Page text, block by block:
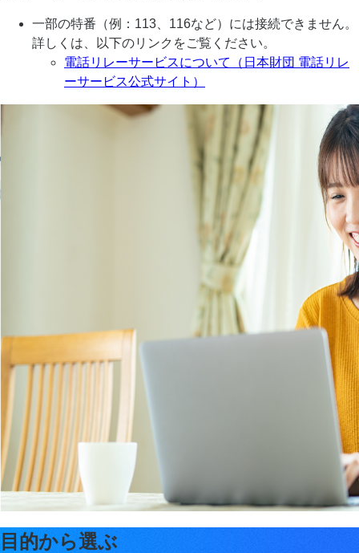
一部の特番（例：113、116など）には接続できません。
詳しくは、以下のリンクをご覧ください。
電話リレーサービスについて（日本財団 電話リレ
ーサービス公式サイト）
目的から選ぶ